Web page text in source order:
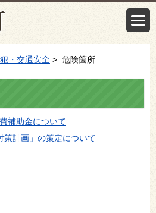
・交通安全 > 危険箇所
補助金について
策計画」の策定について